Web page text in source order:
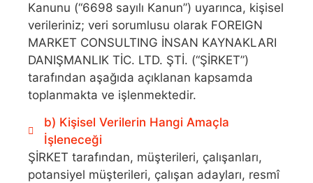
Kanunu (“6698 sayılı Kanun”) uyarınca, kişisel
verileriniz; veri sorumlusu olarak FOREIGN
MARKET CONSULTING İNSAN KAYNAKLARI
DANIŞMANLIK TİC. LTD. ŞTİ. (“ŞİRKET”)
tarafından aşağıda açıklanan kapsamda
toplanmakta ve işlenmektedir.
b) Kişisel Verilerin Hangi Amaçla
İşleneceği
ŞİRKET tarafından, müşterileri, çalışanları,
potansiyel müşterileri, çalışan adayları, resmî